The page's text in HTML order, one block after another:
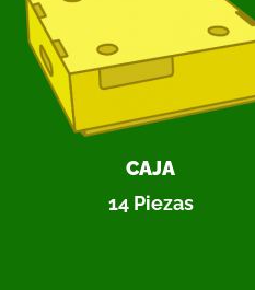
CAJA
14 Piezas